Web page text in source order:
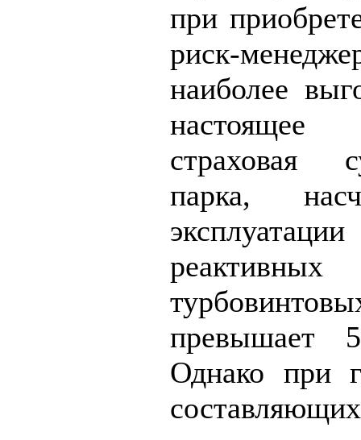
при
риск-
наиболее
страховая
парка,
превышает
Однако при